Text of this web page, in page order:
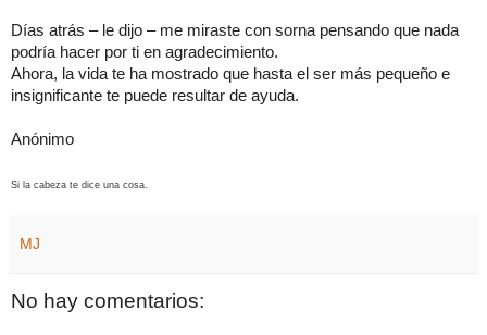
Días atrás – le dijo – me miraste con sorna pensando que nada
podría hacer por ti en agradecimiento.
Ahora, la vida te ha mostrado que hasta el ser más pequeño e
insignificante te puede resultar de ayuda.
Anónimo
Si la cabeza te dice una cosa.
MJ
No hay comentarios: